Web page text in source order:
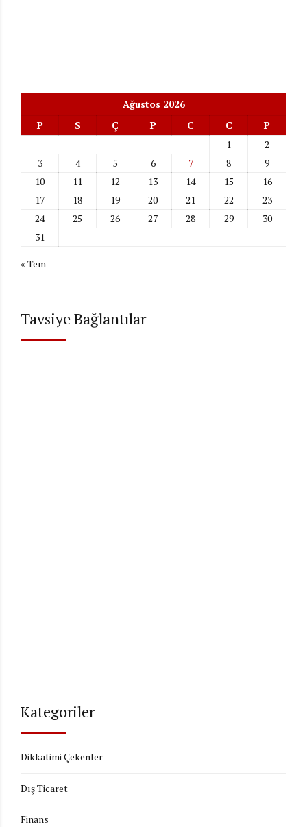
Ağustos 2026
P
S Ç P C C
P
1
2
3
4 5 6 7 8
9
10
11 12 13 14 15
16
17
18 19 20 21 22
23
24
25 26 27 28 29
30
31
« Tem
Tavsiye Bağlantılar
Kategoriler
Dikkatimi Çekenler
Dış Ticaret
Finans